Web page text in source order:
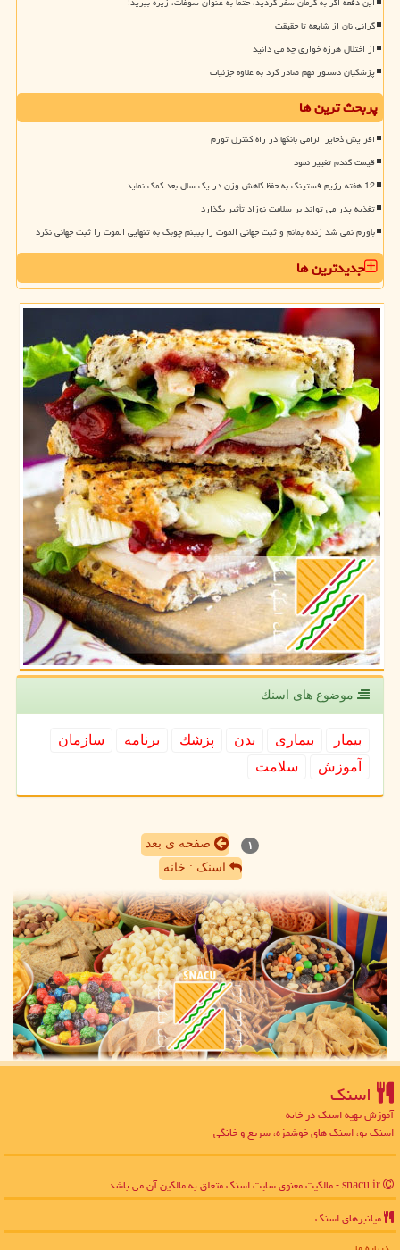
گرانی نان از شایعه تا حقیقت
از اختلال هرزه خواری چه می دانید
پزشکیان دستور مهم صادر کرد به علاوه جزئیات
پربحث ترین ها
افزایش ذخایر الزامی بانکها در راه کنترل تورم
قیمت گندم تغییر نمود
12 هفته رژیم فستینگ به حفظ کاهش وزن در یک سال بعد کمک نماید
تغذیه پدر می تواند بر سلامت نوزاد تأثیر بگذارد
باورم نمی شد زنده بمانم و ثبت جهانی الموت را ببینم چوبک به تنهایی الموت را ثبت جهانی نکرد
جدیدترین ها
موضوع های اسنك
بیمار بیماری بدن پزشك برنامه
سازمان
آموزش
سلامت
۱
صفحه ی بعد
اسنک : خانه
اسنك
آموزش تهیه اسنک در خانه
اسنک یو، اسنک های خوشمزه، سریع و خانگی
میانبرهای اسنك